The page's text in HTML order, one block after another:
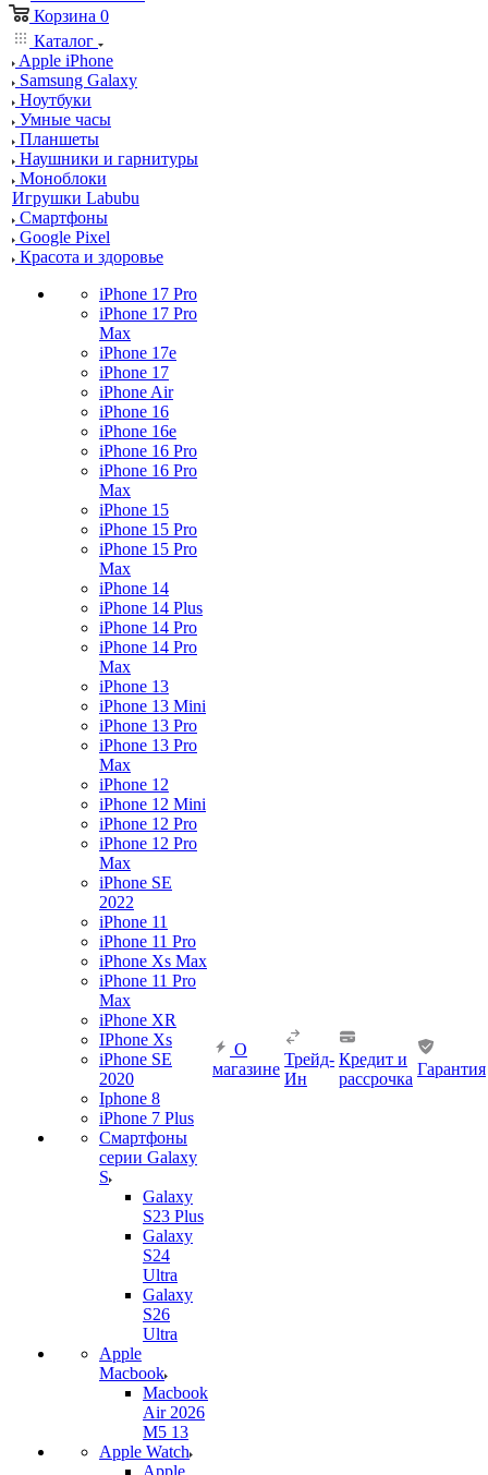
Корзина 0
Каталог
Apple iPhone
Samsung Galaxy
Ноутбуки
Умные часы
Планшеты
Наушники и гарнитуры
Моноблоки
Игрушки Labubu
Смартфоны
Google Pixel
Красота и здоровье
iPhone 17 Pro
iPhone 17 Pro
Max
iPhone 17e
iPhone 17
iPhone Air
iPhone 16
iPhone 16e
iPhone 16 Pro
iPhone 16 Pro
Max
iPhone 15
iPhone 15 Pro
iPhone 15 Pro
Max
iPhone 14
iPhone 14 Plus
iPhone 14 Pro
iPhone 14 Pro
Max
iPhone 13
iPhone 13 Mini
iPhone 13 Pro
iPhone 13 Pro
Max
iPhone 12
iPhone 12 Mini
iPhone 12 Pro
iPhone 12 Pro
Max
iPhone SE
2022
iPhone 11
iPhone 11 Pro
iPhone Xs Max
iPhone 11 Pro
Max
iPhone XR
IPhone Xs
iPhone SE
2020
Iphone 8
iPhone 7 Plus
Смартфоны
серии Galaxy
S
Galaxy
S23 Plus
Galaxy
S24
Ultra
Galaxy
S26
Ultra
Apple
Macbook
Macbook
Air 2026
M5 13
Apple Watch
Apple
О
магазине
Трейд-
Ин
Кредит и
рассрочка
Гарантия